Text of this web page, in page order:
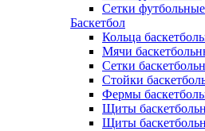
Сетки футбольные
Баскетбол
Кольца
Мячи
Сетки
Стойки
Фермы
Щиты
Щиты